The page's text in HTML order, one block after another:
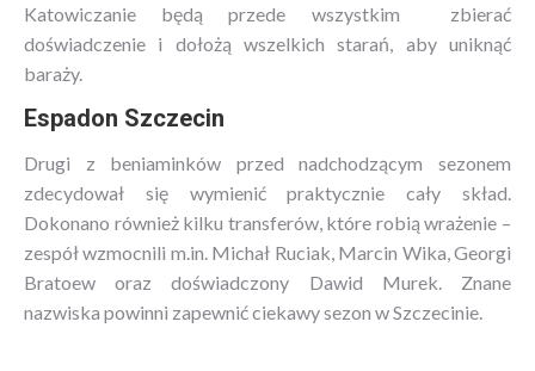
Katowiczanie będą przede wszystkim zbierać
doświadczenie i dołożą wszelkich starań, aby uniknąć
baraży.
Espadon Szczecin
Drugi z beniaminków przed nadchodzącym sezonem
zdecydował się wymienić praktycznie cały skład.
Dokonano również kilku transferów, które robią wrażenie –
zespół wzmocnili m.in. Michał Ruciak, Marcin Wika, Georgi
Bratoew oraz doświadczony Dawid Murek. Znane
nazwiska powinni zapewnić ciekawy sezon w Szczecinie.